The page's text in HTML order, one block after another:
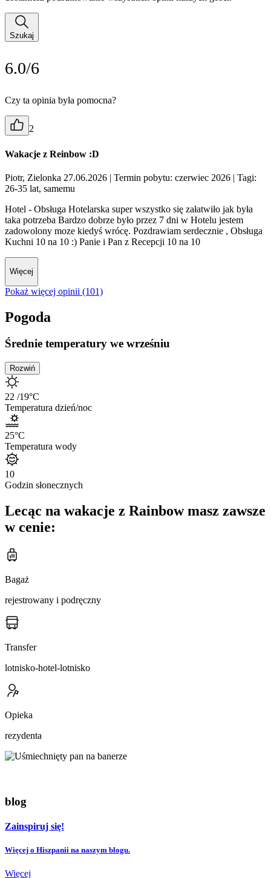
Szukaj
6.0/6
Czy ta opinia była pomocna?
2
Wakacje z Reinbow :D
Piotr, Zielonka 27.06.2026 | Termin pobytu: czerwiec 2026 | Tagi:
26-35 lat, samemu
Hotel - Obsługa Hotelarska super wszystko się załatwiło jak była
taka potrzeba Bardzo dobrze było przez 7 dni w Hotelu jestem
zadowolony moze kiedyś wrócę. Pozdrawiam serdecznie , Obsługa
Kuchni 10 na 10 :) Panie i Pan z Recepcji 10 na 10
Więcej
Pokaż więcej opinii (101)
Pogoda
Średnie temperatury we wrześniu
Rozwiń
22 /19°C
Temperatura dzień/noc
25°C
Temperatura wody
10
Godzin słonecznych
Lecąc na wakacje z Rainbow masz zawsze
w cenie:
Bagaż
rejestrowany i podręczny
Transfer
lotnisko-hotel-lotnisko
Opieka
rezydenta
blog
Zainspiruj się!
Więcej o Hiszpanii na naszym blogu.
Więcej